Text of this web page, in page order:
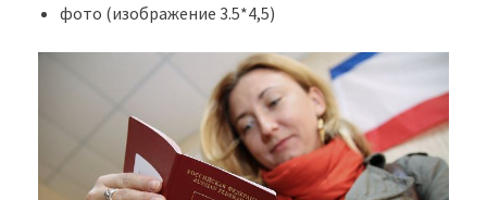
фото (изображение 3.5*4,5)